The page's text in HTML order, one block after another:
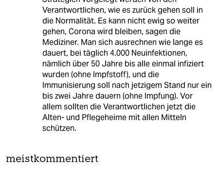
Verantwortlichen, wie es zurück gehen soll in
die Normalität. Es kann nicht ewig so weiter
gehen, Corona wird bleiben, sagen die
Mediziner. Man sich ausrechnen wie lange es
dauert, bei täglich 4.000 Neuinfektionen,
nämlich über 50 Jahre bis alle einmal infiziert
wurden (ohne Impfstoff), und die
Immunisierung soll nach jetzigem Stand nur ein
bis zwei Jahre dauern (ohne Impfung). Vor
allem sollten die Verantwortlichen jetzt die
Alten- und Pflegeheime mit allen Mitteln
schützen.
meistkommentiert